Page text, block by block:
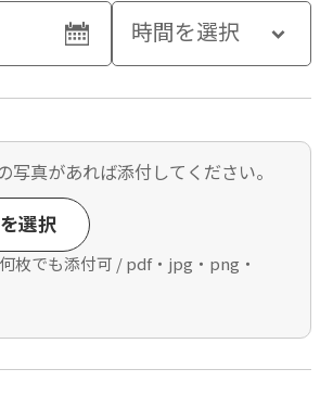
写真があれば添付してください。
選択
枚でも添付可 / pdf・jpg・png・